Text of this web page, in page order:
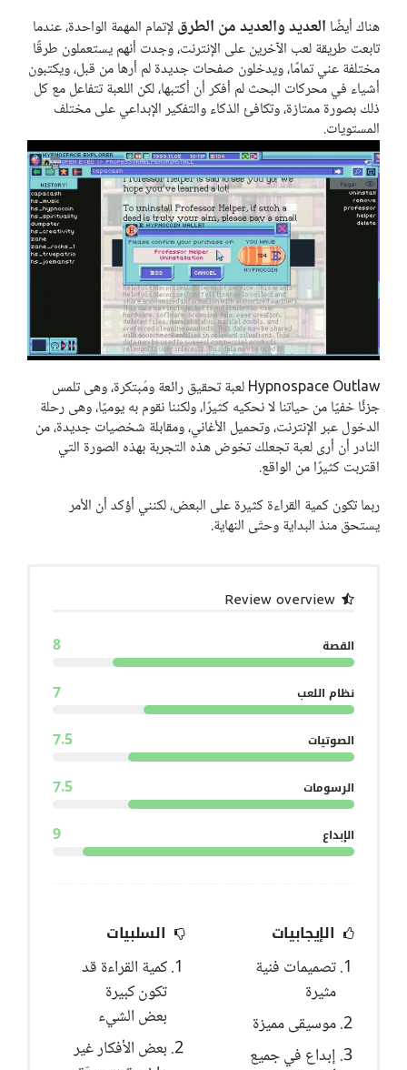
هناك أيضًا العديد والعديد من الطرقلإتمام المهمة الواحدة، عندما
تابعت طريقة لعب الآخرين على الإنترنت، وجدت أنهم يستعملون طرقًا
مختلفة عني تمامًا، ويدخلون صفحات جديدة لم أرها من قبل، ويكتبون
أشياء في محركات البحث لم أفكر أن أكتبها، لكن اللعبة تتفاعل مع كل
ذلك بصورة ممتازة، وتكافئ الذكاء والتفكير الإبداعي على مختلف
المستويات.
Hypnospace Outlaw لعبة تحقيق رائعة ومُبتكرة، وهى تلمس
جزئًا خفيًا من حياتنا لا نحكيه كثيرًا، ولكننا نقوم به يوميًا، وهى رحلة
الدخول عبر الإنترنت، وتحميل الأغاني، ومقابلة شخصيات جديدة، من
النادر أن أرى لعبة تجعلك تخوض هذه التجربة بهذه الصورة التي
اقتربت كثيرًا من الواقع.
ربما تكون كمية القراءة كثيرة على البعض، لكنني أؤكد أن الأمر
يستحق منذ البداية وحتّى النهاية.
Review overview
القصة 8
نظام اللعب 7
الصوتيات 7.5
الرسومات 7.5
الإبداع 9
الإيجابيات
تصميمات فنية
مثيرة
موسيقى مميزة
إبداع في جميع
السلبيات
كمية القراءة قد
تكون كبيرة
بعض الشيء
بعض الأفكار غير